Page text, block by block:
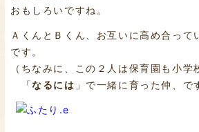
おもしろいですね。
ＡくんとＢくん、お互いに高め合って
です。
（ちなみに、この２人は保育園も小学
「なるには 」で一緒に育った仲、で